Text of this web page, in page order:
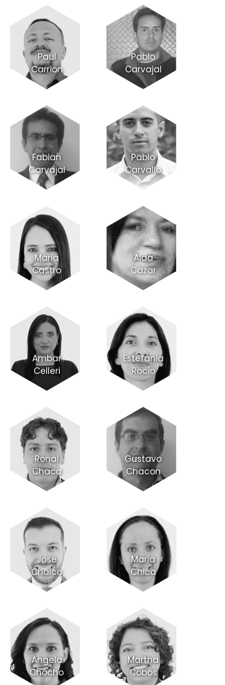
Paul
Carrion
Pablo
Carvajal
Fabian
Carvajal
Pablo
Carvallo
Maria
Castro
Aida
Cazar
Ambar
Celleri
Estefania
Rocio
Ronal
Chaca
Gustavo
Chacon
Jose
Chalco
Maria
Chica
Angela
Chocho
Martha
Cobos